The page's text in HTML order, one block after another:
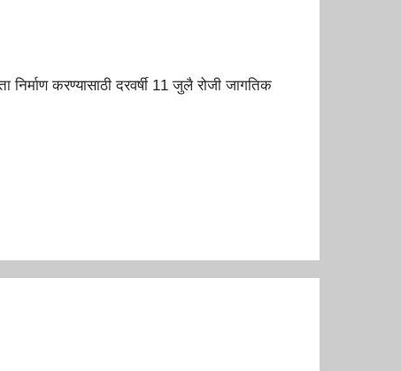
करण्यासाठी दरवर्षी 11 जुलै रोजी जागतिक